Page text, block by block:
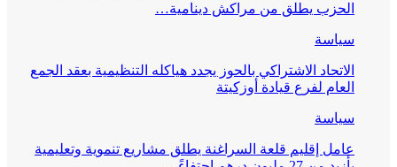
الحزب يطلق من مراكش دينامية…
سياسة
الاتحاد الاشتراكي بالحوز يجدد هياكله التنظيمية بعقد الجمع
العام لفرع قيادة أوزكيتة
سياسة
عامل إقليم قلعة السراغنة يطلق مشاريع تنموية وتعليمية